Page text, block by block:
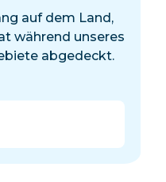
auf dem Land,
während unseres
abgedeckt.